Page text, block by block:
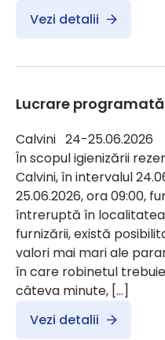
Vezi detalii
Lucrare programată
Calvini 24-25.06.2026
În scopul igienizării
Calvini, în intervalul
25.06.2026, ora 09:00,
întreruptă în localitatea
furnizării, există
valori mai mari ale
în care robinetul
câteva minute, […]
Vezi detalii